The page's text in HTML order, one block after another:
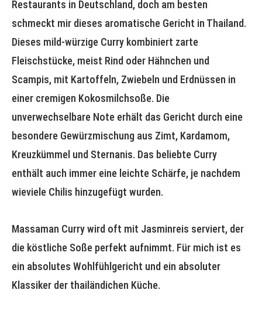
Restaurants in Deutschland, doch am besten
schmeckt mir dieses aromatische Gericht in Thailand.
Dieses mild-würzige Curry kombiniert zarte
Fleischstücke, meist Rind oder Hähnchen und
Scampis, mit Kartoffeln, Zwiebeln und Erdnüssen in
einer cremigen Kokosmilchsoße. Die
unverwechselbare Note erhält das Gericht durch eine
besondere Gewürzmischung aus Zimt, Kardamom,
Kreuzkümmel und Sternanis. Das beliebte Curry
enthält auch immer eine leichte Schärfe, je nachdem
wieviele Chilis hinzugefügt wurden.
Massaman Curry wird oft mit Jasminreis serviert, der
die köstliche Soße perfekt aufnimmt. Für mich ist es
ein absolutes Wohlfühlgericht und ein absoluter
Klassiker der thailändichen Küche.